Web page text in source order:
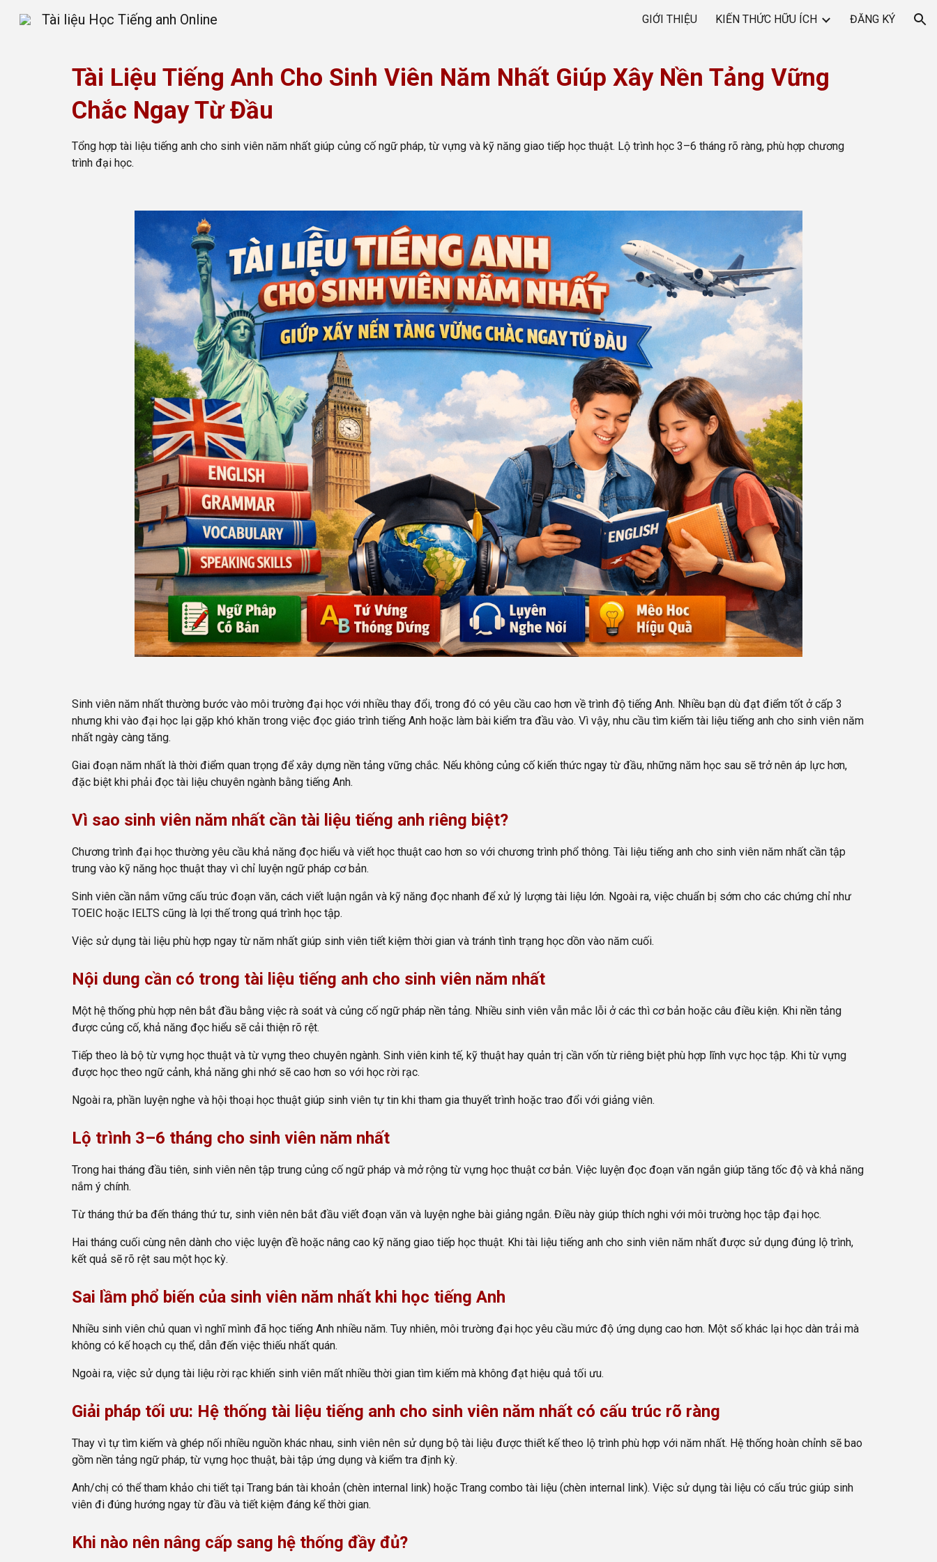
Tài liệu Học Tiếng anh Online GIỚI THIỆU KIẾN THỨC HỮU ÍCH ĐĂNG KÝ
Tài Liệu Tiếng Anh Cho Sinh Viên Năm Nhất Giúp Xây Nền Tảng Vững
Chắc Ngay Từ Đầu
Tổng hợp tài liệu tiếng anh cho sinh viên năm nhất giúp củng cố ngữ pháp, từ vựng và kỹ năng giao tiếp học thuật. Lộ trình học 3–6 tháng rõ ràng, phù hợp chương
trình đại học.
Sinh viên năm nhất thường bước vào môi trường đại học với nhiều thay đổi, trong đó có yêu cầu cao hơn về trình độ tiếng Anh. Nhiều bạn dù đạt điểm tốt ở cấp 3
nhưng khi vào đại học lại gặp khó khăn trong việc đọc giáo trình tiếng Anh hoặc làm bài kiểm tra đầu vào. Vì vậy, nhu cầu tìm kiếm tài liệu tiếng anh cho sinh viên năm
nhất ngày càng tăng.
Giai đoạn năm nhất là thời điểm quan trọng để xây dựng nền tảng vững chắc. Nếu không củng cố kiến thức ngay từ đầu, những năm học sau sẽ trở nên áp lực hơn,
đặc biệt khi phải đọc tài liệu chuyên ngành bằng tiếng Anh.
Vì sao sinh viên năm nhất cần tài liệu tiếng anh riêng biệt?
Chương trình đại học thường yêu cầu khả năng đọc hiểu và viết học thuật cao hơn so với chương trình phổ thông. Tài liệu tiếng anh cho sinh viên năm nhất cần tập
trung vào kỹ năng học thuật thay vì chỉ luyện ngữ pháp cơ bản.
Sinh viên cần nắm vững cấu trúc đoạn văn, cách viết luận ngắn và kỹ năng đọc nhanh để xử lý lượng tài liệu lớn. Ngoài ra, việc chuẩn bị sớm cho các chứng chỉ như
TOEIC hoặc IELTS cũng là lợi thế trong quá trình học tập.
Việc sử dụng tài liệu phù hợp ngay từ năm nhất giúp sinh viên tiết kiệm thời gian và tránh tình trạng học dồn vào năm cuối.
Nội dung cần có trong tài liệu tiếng anh cho sinh viên năm nhất
Một hệ thống phù hợp nên bắt đầu bằng việc rà soát và củng cố ngữ pháp nền tảng. Nhiều sinh viên vẫn mắc lỗi ở các thì cơ bản hoặc câu điều kiện. Khi nền tảng
được củng cố, khả năng đọc hiểu sẽ cải thiện rõ rệt.
Tiếp theo là bộ từ vựng học thuật và từ vựng theo chuyên ngành. Sinh viên kinh tế, kỹ thuật hay quản trị cần vốn từ riêng biệt phù hợp lĩnh vực học tập. Khi từ vựng
được học theo ngữ cảnh, khả năng ghi nhớ sẽ cao hơn so với học rời rạc.
Ngoài ra, phần luyện nghe và hội thoại học thuật giúp sinh viên tự tin khi tham gia thuyết trình hoặc trao đổi với giảng viên.
Lộ trình 3–6 tháng cho sinh viên năm nhất
Trong hai tháng đầu tiên, sinh viên nên tập trung củng cố ngữ pháp và mở rộng từ vựng học thuật cơ bản. Việc luyện đọc đoạn văn ngắn giúp tăng tốc độ và khả năng
nắm ý chính.
Từ tháng thứ ba đến tháng thứ tư, sinh viên nên bắt đầu viết đoạn văn và luyện nghe bài giảng ngắn. Điều này giúp thích nghi với môi trường học tập đại học.
Hai tháng cuối cùng nên dành cho việc luyện đề hoặc nâng cao kỹ năng giao tiếp học thuật. Khi tài liệu tiếng anh cho sinh viên năm nhất được sử dụng đúng lộ trình,
kết quả sẽ rõ rệt sau một học kỳ.
Sai lầm phổ biến của sinh viên năm nhất khi học tiếng Anh
Nhiều sinh viên chủ quan vì nghĩ mình đã học tiếng Anh nhiều năm. Tuy nhiên, môi trường đại học yêu cầu mức độ ứng dụng cao hơn. Một số khác lại học dàn trải mà
không có kế hoạch cụ thể, dẫn đến việc thiếu nhất quán.
Ngoài ra, việc sử dụng tài liệu rời rạc khiến sinh viên mất nhiều thời gian tìm kiếm mà không đạt hiệu quả tối ưu.
Giải pháp tối ưu: Hệ thống tài liệu tiếng anh cho sinh viên năm nhất có cấu trúc rõ ràng
Thay vì tự tìm kiếm và ghép nối nhiều nguồn khác nhau, sinh viên nên sử dụng bộ tài liệu được thiết kế theo lộ trình phù hợp với năm nhất. Hệ thống hoàn chỉnh sẽ bao
gồm nền tảng ngữ pháp, từ vựng học thuật, bài tập ứng dụng và kiểm tra định kỳ.
Anh/chị có thể tham khảo chi tiết tại Trang bán tài khoản (chèn internal link) hoặc Trang combo tài liệu (chèn internal link). Việc sử dụng tài liệu có cấu trúc giúp sinh
viên đi đúng hướng ngay từ đầu và tiết kiệm đáng kể thời gian.
Khi nào nên nâng cấp sang hệ thống đầy đủ?